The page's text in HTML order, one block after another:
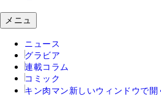
メニュ
ニュース
グラビア
連載コラム
コミック
キン肉マン 新しいウィンドウで開